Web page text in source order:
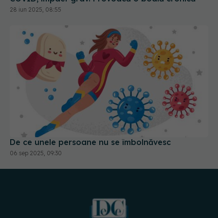
28 iun 2025, 08:55
De ce unele persoane nu se îmbolnăvesc
06 sep 2025, 09:30